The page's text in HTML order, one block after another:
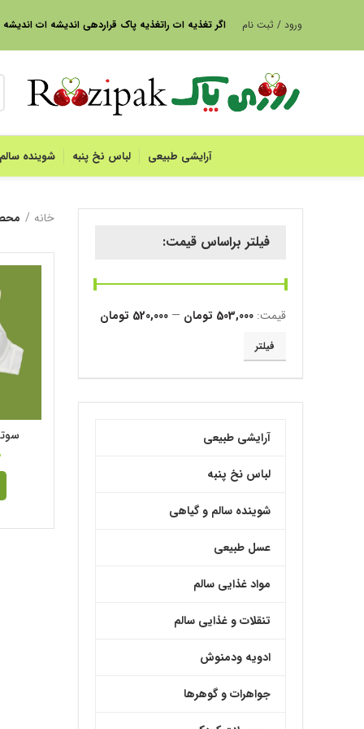
ورود / ثبت نام اگر تغذیه ات راتغذیه پاک قراردهی اندیشه ات
آرایشی طبیعی لباس نخ پنبه شوینده
فیلتر براساس قیمت:
حداقل
قیمت
حداکثر
قیمت
فیلتر
قیمت: 503,000 تومان — 520,000 تومان
آرایشی طبیعی
لباس نخ پنبه
شوینده سالم و گیاهی
عسل طبیعی
مواد غذایی سالم
تنقلات و غذایی سالم
ادویه ودمنوش
جواهرات و گوهرها
خانه